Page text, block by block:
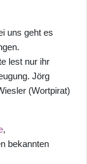
uns geht es
lest nur ihr
Jörg
(Wortpirat)
,
bekannten